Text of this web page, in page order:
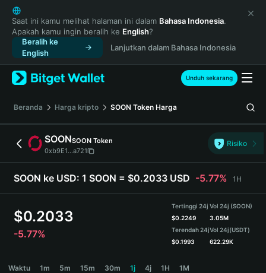
English
日本語
Tiếng Việt
Русский
Español (Latinoamérica)
Türkçe
Français
Deutsch
简体中文
繁體中文
Português (Portugal)
Bahasa Indonesia
ภาษาไทย
Español
Español (Argentina)
Saat ini kamu melihat halaman ini dalam Bahasa Indonesia.
Apakah kamu ingin beralih ke English?
Beralih ke
English
Lanjutkan dalam Bahasa Indonesia
Unduh sekarang
Beranda Harga kripto SOON Token Harga
SOONSOON Token
0xb9E1...a721
Risiko
SOON ke USD: 1 SOON = $0.2033 USD -5.77% 1H
$0.2033
-5.77%
Tertinggi 24j
$0.2249
Terendah 24j
$0.1993
Vol 24j (SOON)
3.05M
Vol 24j(USDT)
622.29K
Waktu 1m 5m 15m 30m 1j 4j 1H 1M